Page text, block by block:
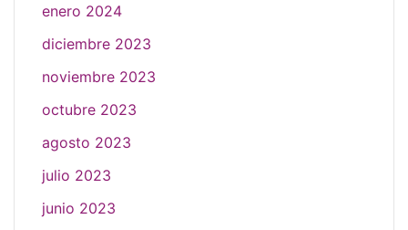
enero 2024
diciembre 2023
noviembre 2023
octubre 2023
agosto 2023
julio 2023
junio 2023